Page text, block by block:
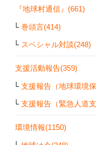
『地球村通信』(661)
巻頭言(414)
スペシャル対談(248)
支援活動報告(359)
支援報告（地球環境
支援報告（緊急人道
環境情報(1150)